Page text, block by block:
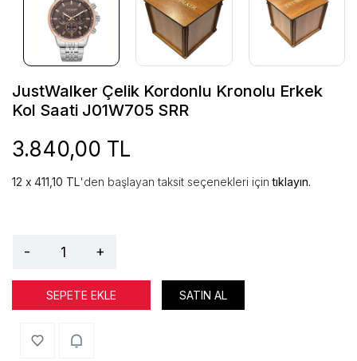
JustWalker Çelik Kordonlu Kronolu Erkek
Kol Saati J01W705 SRR
3.840,00 TL
411,10 TL'den başlayan taksit seçenekleri içintıklayın.
- +
SEPETE EKLE SATIN AL